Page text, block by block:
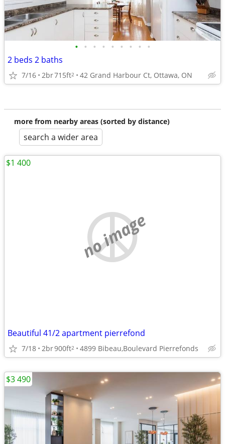
• • • • • • • • •
2 beds 2 baths
7/16 2br715ft2 42 Grand Harbour Ct, Ottawa, ON
more from nearby areas (sorted by distance)
search a wider area
no image
Beautiful 41/2 apartment pierrefond
7/18 2br900ft2 4899 Bibeau,Boulevard Pierrefonds
$1 400
$3 490